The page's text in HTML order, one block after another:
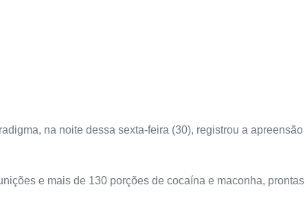
na noite dessa sexta-feira (30), registrou a apreensão
e mais de 130 porções de cocaína e maconha, prontas